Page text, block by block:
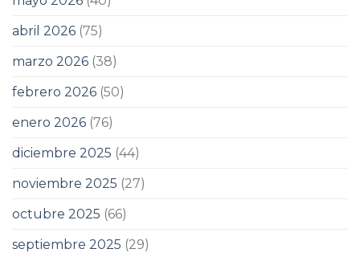
abril 2026 (75)
marzo 2026 (38)
febrero 2026 (50)
enero 2026 (76)
diciembre 2025 (44)
noviembre 2025 (27)
octubre 2025 (66)
septiembre 2025 (29)